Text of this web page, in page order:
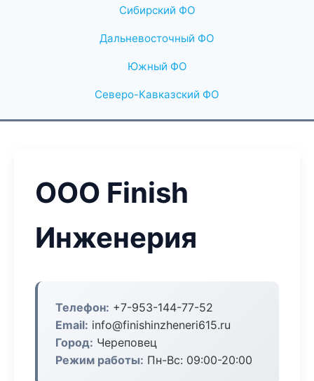
Сибирский ФО
Дальневосточный ФО
Южный ФО
Северо-Кавказский ФО
ООО Finish
Инженерия
Телефон: +7-953-144-77-52
Email: info@finishinzheneri615.ru
Город: Череповец
Режим работы: Пн-Вс: 09:00-20:00